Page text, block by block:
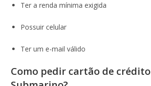
Ter a renda mínima exigida
Possuir celular
Ter um e-mail válido
Como pedir cartão de crédito